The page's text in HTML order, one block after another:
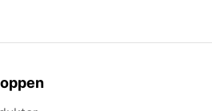
til mere end 1000